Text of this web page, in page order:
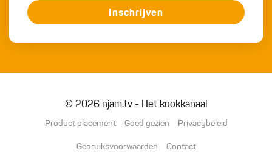
Inschrijven
© 2026 njam.tv - Het kookkanaal
Product placement Goed gezien Privacybeleid
Gebruiksvoorwaarden Contact